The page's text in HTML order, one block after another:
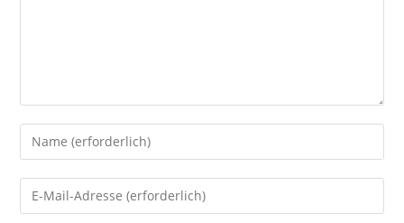
Gib
deinen
Namen
oder
Gib
deine